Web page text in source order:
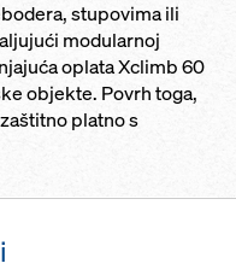
stupovima ili
modularnoj
oplata Xclimb 60
objekte. Povrh toga,
platno s